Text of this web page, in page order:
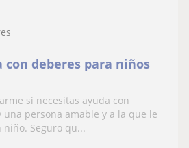
con deberes para niños
si necesitas ayuda con
una persona amable y a la que le
niño. Seguro qu...